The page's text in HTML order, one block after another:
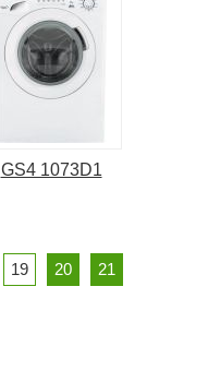
GS4 1073D1
19 20 21